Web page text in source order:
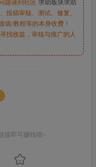
题请到社区 求助板块求助
投稿审核、测试、修复、
戏/教程等的本身收费！
找收益，审核与推广的人
接即可赚钱哦~